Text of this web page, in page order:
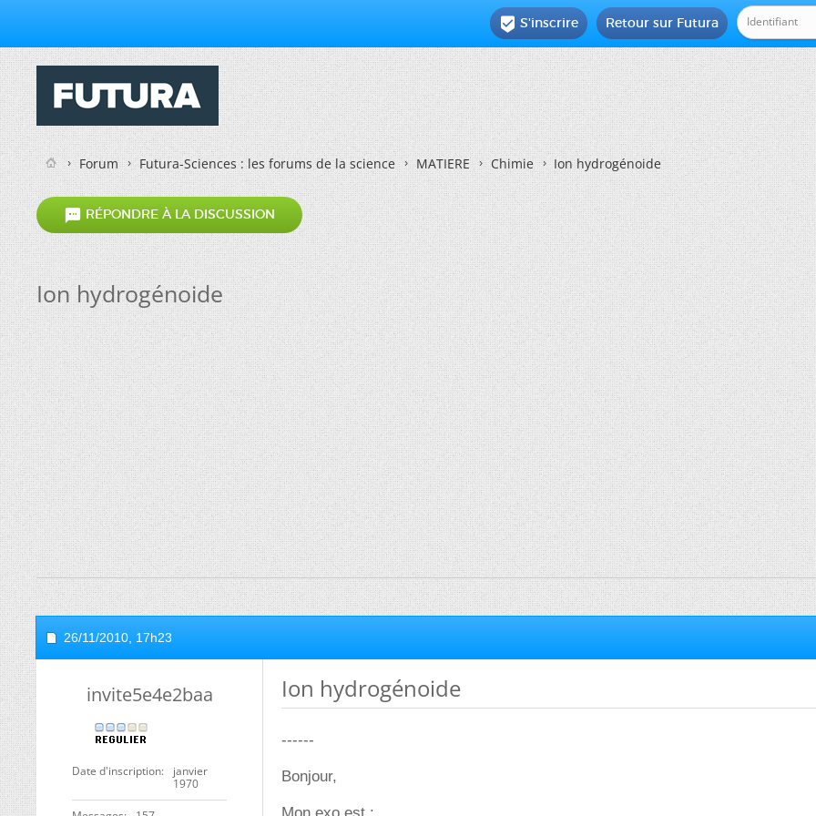
Retour sur Futura
 S'inscrire
Forum Futura-Sciences : les forums de la science MATIERE Chimie Ion hydrogénoide
 RÉPONDRE À LA DISCUSSION
Ion hydrogénoide
26/11/2010, 17h23
invite5e4e2baa
Date d'inscription
janvier
1970
Ion hydrogénoide
------
Bonjour,